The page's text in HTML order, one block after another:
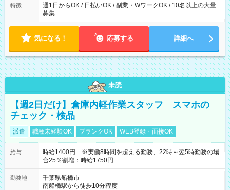
特徴
週1日からOK / 日払いOK / 副業・WワークOK / 10名以上の大量
募集
気になる！ 応募する 詳細へ
未読
【週2日だけ】倉庫内軽作業スタッフ スマホの
チェック・検品
派遣 職種未経験OK ブランクOK WEB登録・面接OK
給与
時給1400円 ※実働8時間を超える勤務、22時～翌5時勤務の場
合25％割増：時給1750円
勤務地
千葉県船橋市
南船橋駅から徒歩10分程度